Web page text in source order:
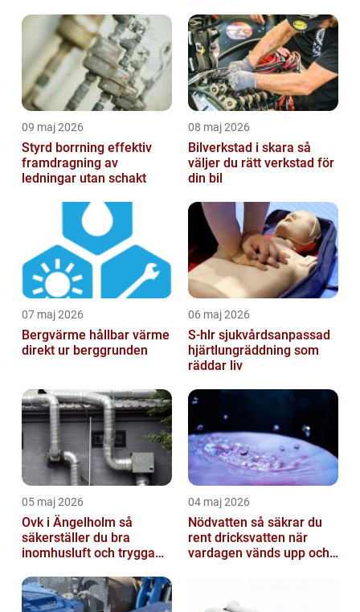
09 maj 2026
Styrd borrning effektiv
framdragning av
ledningar utan schakt
08 maj 2026
Bilverkstad i skara så
väljer du rätt verkstad för
din bil
07 maj 2026
Bergvärme hållbar värme
direkt ur berggrunden
06 maj 2026
S-hlr sjukvårdsanpassad
hjärtlungräddning som
räddar liv
05 maj 2026
Ovk i Ängelholm så
säkerställer du bra
inomhusluft och trygga
04 maj 2026
Nödvatten så säkrar du
rent dricksvatten när
vardagen vänds upp och